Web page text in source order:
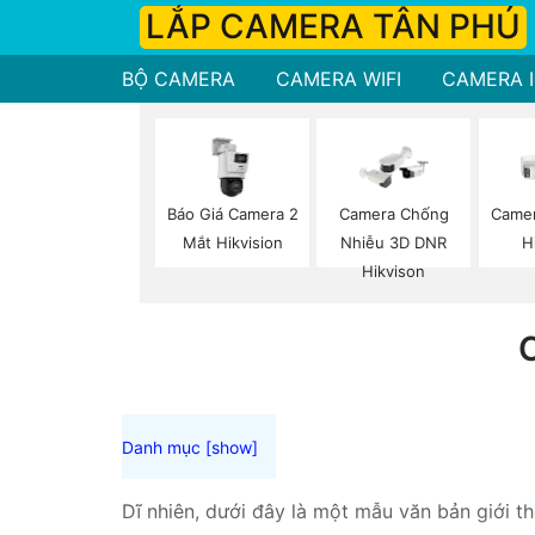
LẮP CAMERA TÂN PHÚ
BỘ CAMERA CAMERA WIFI CAMERA
Báo Giá Camera 2
Mắt Hikvision
Camera Chống
Nhiễu 3D DNR
Hikvison
Dĩ nhiên, dưới đây là một mẫu văn bản giới